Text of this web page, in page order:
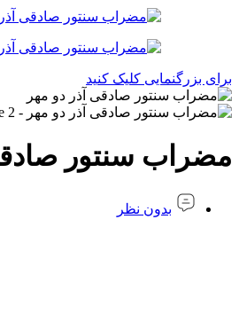
برای بزرگنمایی کلیک کنید
مضراب سنتور
بدون نظر